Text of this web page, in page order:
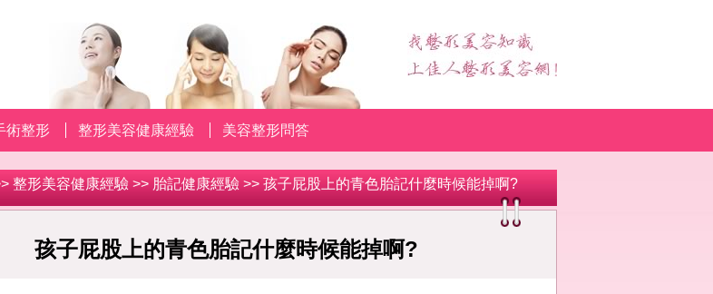
術整形 整形美容健康經驗 美容整形問答
整形美容健康經驗 >> 胎記健康經驗 >> 孩子屁股上的青色胎記什麼時候能掉啊?
孩子屁股上的青色胎記什麼時候能掉啊?